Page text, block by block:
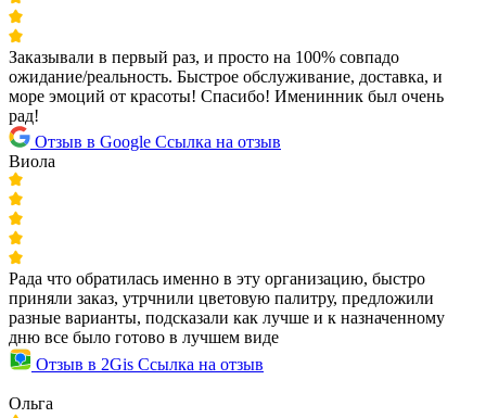
Заказывали в первый раз, и просто на 100% совпадо
ожидание/реальность. Быстрое обслуживание, доставка, и
море эмоций от красоты! Спасибо! Именинник был очень
рад!
Отзыв в Google Ссылка на отзыв
Виола
Рада что обратилась именно в эту организацию, быстро
приняли заказ, утрчнили цветовую палитру, предложили
разные варианты, подсказали как лучше и к назначенному
дню все было готово в лучшем виде
Отзыв в 2Gis Ссылка на отзыв
Ольга